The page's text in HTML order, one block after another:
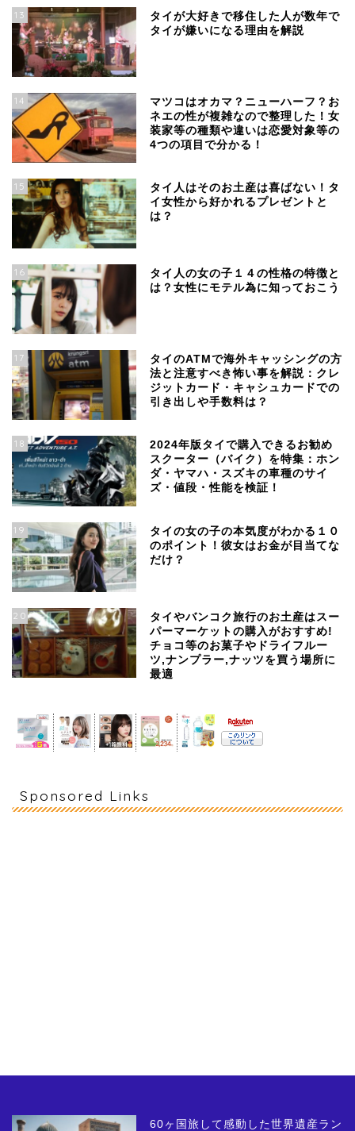
13
タイが大好きで移住した人が数年で
タイが嫌いになる理由を解説
14
マツコはオカマ？ニューハーフ？お
ネエの性が複雑なので整理した！女
装家等の種類や違いは恋愛対象等の
4つの項目で分かる！
15
タイ人はそのお土産は喜ばない！タ
イ女性から好かれるプレゼントと
は？
16
タイ人の女の子１４の性格の特徴と
は？女性にモテル為に知っておこう
17
タイのATMで海外キャッシングの方
法と注意すべき怖い事を解説：クレ
ジットカード・キャシュカードでの
引き出しや手数料は？
18
2024年版タイで購入できるお勧め
スクーター（バイク）を特集：ホン
ダ・ヤマハ・スズキの車種のサイ
ズ・値段・性能を検証！
19
タイの女の子の本気度がわかる１０
のポイント！彼女はお金が目当てな
だけ？
20
タイやバンコク旅行のお土産はスー
パーマーケットの購入がおすすめ!
チョコ等のお菓子やドライフルー
ツ,ナンプラー,ナッツを買う場所に
最適
Sponsored Links
60ヶ国旅して感動した世界遺産ラン